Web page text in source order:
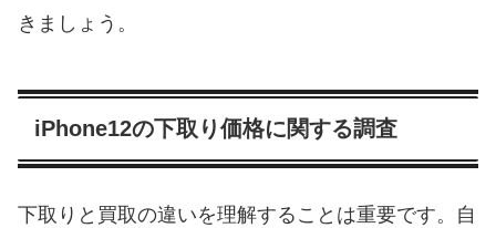
きましょう。
iPhone12の下取り価格に関する調査
下取りと買取の違いを理解することは重要です。自